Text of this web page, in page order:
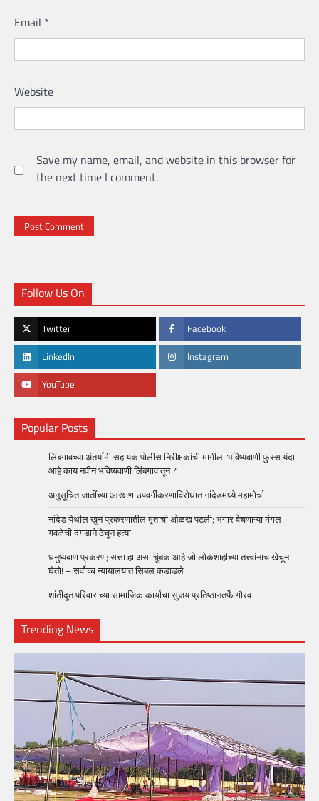
Email *
Website
Save my name, email, and website in this browser for
the next time I comment.
Follow Us On
Twitter Facebook
LinkedIn Instagram
YouTube
Popular Posts
लिंबगावच्या अंतर्यामी सहायक पोलीस निरीक्षकांची मागील भविष्यवाणी फुस्स यंदा
आहे काय नवीन भविष्यवाणी लिंबगावातून ?
अनुसूचित जातींच्या आरक्षण उपवर्गीकरणाविरोधात नांदेडमध्ये महामोर्चा
नांदेड येथील खुन प्रकरणातील मृताची ओळख पटली; भंगार वेचणाऱ्या मंगल
गवळेची दगडाने ठेचून हत्या
धनुष्यबाण प्रकरण; सत्ता हा असा चुंबक आहे जो लोकशाहीच्या तत्त्वांनाच खेचून
घेतो! – सर्वोच्च न्यायालयात सिबल कडाडले
शांतीदूत परिवाराच्या सामाजिक कार्याचा सुजय प्रतिष्ठानतर्फे गौरव
Trending News